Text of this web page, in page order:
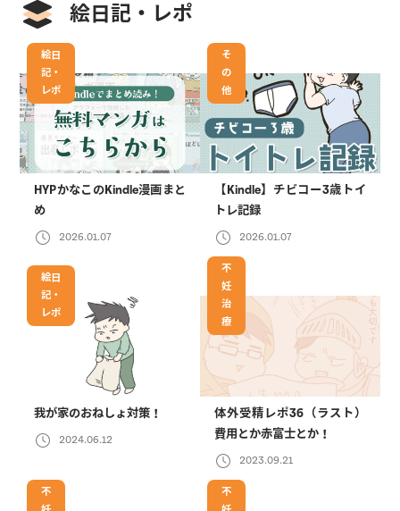
絵日記・レポ
絵日
記・
レポ
HYPかなこのKindle漫画まと
め
2026.01.07
そ
の
他
【Kindle】チビコー3歳トイ
トレ記録
2026.01.07
絵日
記・
レポ
我が家のおねしょ対策！
2024.06.12
不
妊
治
療
体外受精レポ36（ラスト）
費用とか赤富士とか！
2023.09.21
不
不